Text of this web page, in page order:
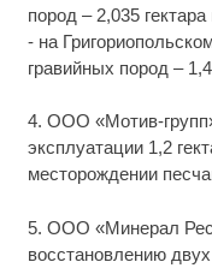
пород – 2,035
- на
гравийных пород –
4. ООО «Мотив-
эксплуатации 1,2
месторождении
5. ООО «Минерал
восстановлению